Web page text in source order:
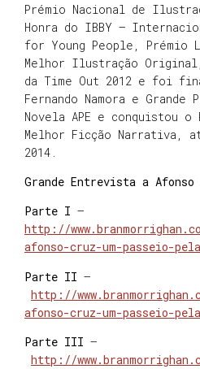
Prémio Nacional de
Honra do IBBY –
for Young People, Prémio
Melhor Ilustração
da Time Out 2012 e foi
Fernando Namora e Grande
Novela APE e conquistou o
Melhor Ficção Narrativa,
2014.
Grande Entrevista a Afonso
Parte I –
http://
afonso-cruz-um-passeio-
Parte II –
http://
afonso-cruz-um-passeio-
Parte III –
http://